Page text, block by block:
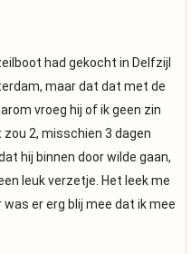
had gekocht in Delfzijl
maar dat dat met de
vroeg hij of ik geen zin
2, misschien 3 dagen
hij binnen door wilde gaan,
leuk verzetje. Het leek me
er erg blij mee dat ik mee